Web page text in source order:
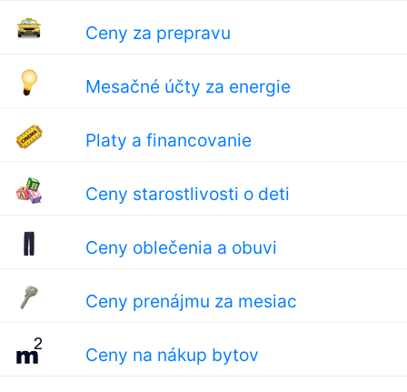
Ceny za prepravu
Mesačné účty za energie
Platy a financovanie
Ceny starostlivosti o deti
Ceny oblečenia a obuvi
Ceny prenájmu za mesiac
Ceny na nákup bytov